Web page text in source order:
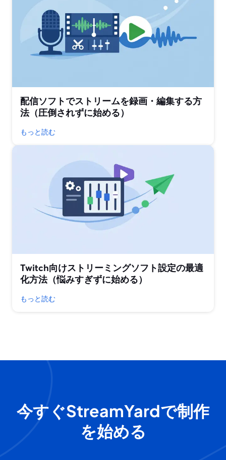
配信ソフトでストリームを録画・編集する方
法（圧倒されずに始める）
もっと読む
Twitch向けストリーミングソフト設定の最適
化方法（悩みすぎずに始める）
もっと読む
今すぐStreamYardで制作
を始める